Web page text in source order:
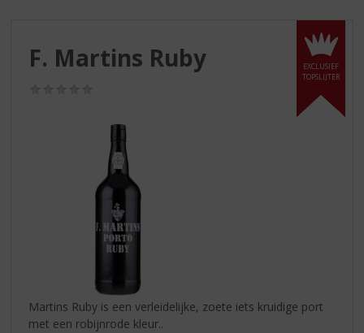
EXCLUSIEF
TOPSLIJTER
F. Martins Ruby
Martins Ruby is een verleidelijke, zoete iets kruidige port
met een robijnrode kleur..